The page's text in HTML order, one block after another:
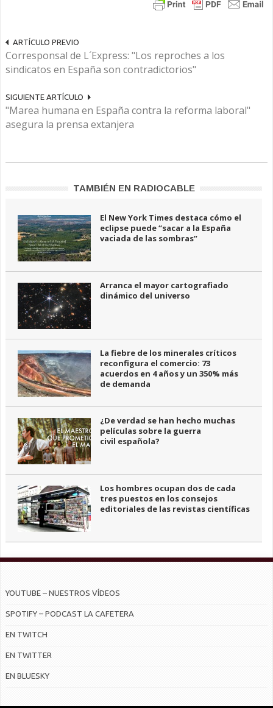
ARTÍCULO PREVIO
Corresponsal de L´Express: "Los reproches a los
sindicatos en España son contradictorios"
SIGUIENTE ARTÍCULO
"Marea humana en España contra la reforma laboral"
asegura la prensa extanjera
TAMBIÉN EN RADIOCABLE
El New York Times destaca cómo el
eclipse puede “sacar a la España
vaciada de las sombras”
Arranca el mayor cartografiado
dinámico del universo
La fiebre de los minerales críticos
reconfigura el comercio: 73
acuerdos en 4 años y un 350% más
de demanda
¿De verdad se han hecho muchas
películas sobre la guerra
civil española?
Los hombres ocupan dos de cada
tres puestos en los consejos
editoriales de las revistas científicas
YOUTUBE – NUESTROS VÍDEOS
SPOTIFY – PODCAST LA CAFETERA
EN TWITCH
EN TWITTER
EN BLUESKY